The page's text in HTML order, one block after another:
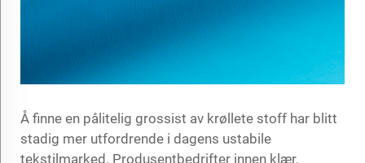
Å finne en pålitelig grossist av krøllete stoff har blitt
stadig mer utfordrende i dagens ustabile
tekstilmarked. Produsentbedrifter innen klær,